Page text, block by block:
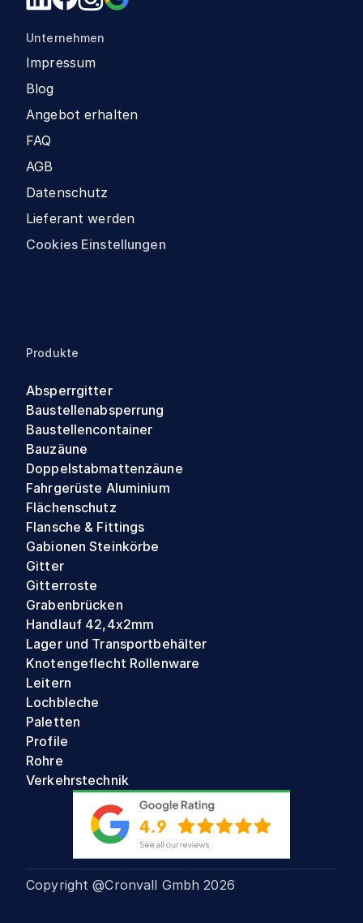
Unternehmen
Impressum
Blog
Angebot erhalten
FAQ
AGB
Datenschutz
Lieferant werden
Cookies Einstellungen
Produkte
Absperrgitter
Baustellenabsperrung
Baustellencontainer
Bauzäune
Doppelstabmattenzäune
Fahrgerüste Aluminium
Flächenschutz
Flansche & Fittings
Gabionen Steinkörbe
Gitter
Gitterroste
Grabenbrücken
Handlauf 42,4x2mm
Lager und Transportbehälter
Knotengeflecht Rollenware
Leitern
Lochbleche
Paletten
Profile
Rohre
Verkehrstechnik
Copyright @Cronvall Gmbh 2026